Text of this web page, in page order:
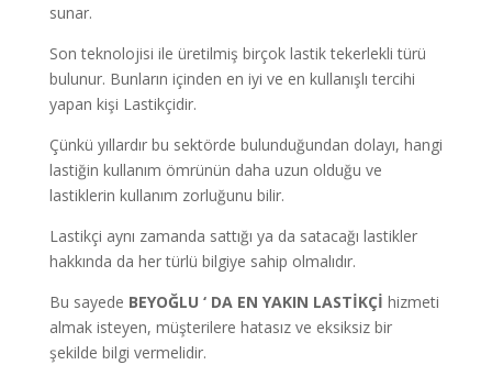
sunar.
Son teknolojisi ile üretilmiş birçok lastik tekerlekli türü
bulunur. Bunların içinden en iyi ve en kullanışlı tercihi
yapan kişi Lastikçidir.
Çünkü yıllardır bu sektörde bulunduğundan dolayı, hangi
lastiğin kullanım ömrünün daha uzun olduğu ve
lastiklerin kullanım zorluğunu bilir.
Lastikçi aynı zamanda sattığı ya da satacağı lastikler
hakkında da her türlü bilgiye sahip olmalıdır.
Bu sayede BEYOĞLU ‘ DA EN YAKIN LASTİKÇİ hizmeti
almak isteyen, müşterilere hatasız ve eksiksiz bir
şekilde bilgi vermelidir.